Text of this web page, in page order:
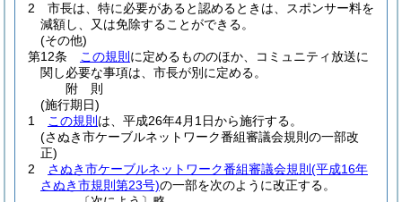
2
市長は、特に必要があると認めるときは、スポンサー料を
減額し、又は免除することができる。
(その他)
第12条
この規則 に定めるもののほか、コミュニティ放送に
関し必要な事項は、市長が別に定める。
附 則
(施行期日)
1
この規則 は、平成26年4月1日から施行する。
(さぬき市ケーブルネットワーク番組審議会規則の一部改
正)
2
さぬき市ケーブルネットワーク番組審議会規則 (平成16年
さぬき市規則第23号)の一部を次のように改正する。